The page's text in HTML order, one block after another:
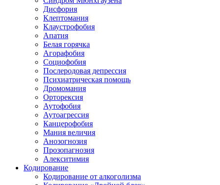
Дисфория
Клептомания
Клаустрофобия
Апатия
Белая горячка
Агорафобия
Социофобия
Послеродовая депрессия
Психиатрическая помощь
Дромомания
Орторексия
Аутофобия
Аутоагрессия
Канцерофобия
Мания величия
Анозогнозия
Прозопагнозия
Алекситимия
Кодирование
Кодирование от алкоголизма